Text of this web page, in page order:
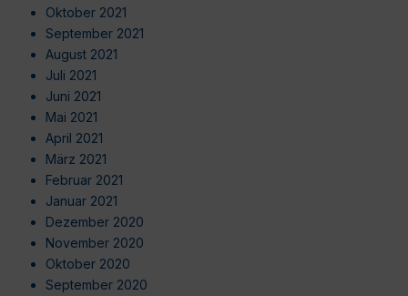
Oktober 2021
September 2021
August 2021
Juli 2021
Juni 2021
Mai 2021
April 2021
März 2021
Februar 2021
Januar 2021
Dezember 2020
November 2020
Oktober 2020
September 2020